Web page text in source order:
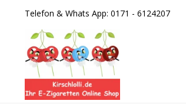
Telefon & Whats App: 0171 - 6124207